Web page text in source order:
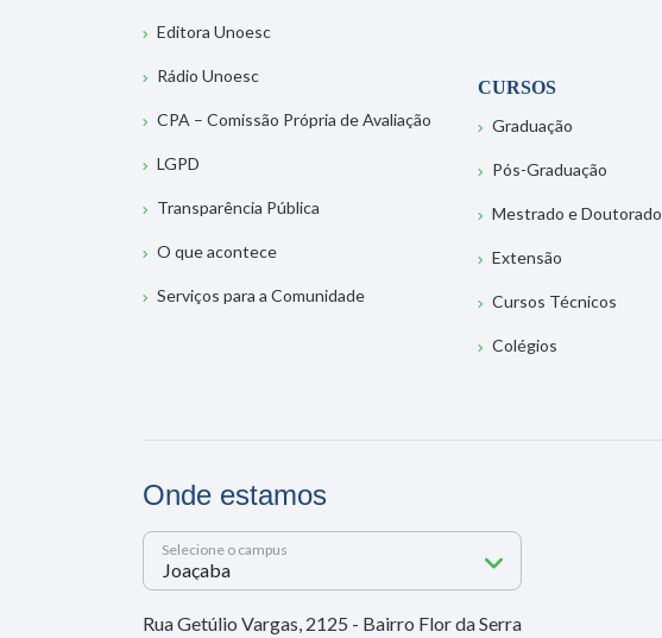
Editora Unoesc
Rádio Unoesc
CPA – Comissão Própria de Avaliação
LGPD
Transparência Pública
O que acontece
Serviços para a Comunidade
CURSOS
Graduação
Pós-Graduação
Mestrado e Doutorado
Extensão
Cursos Técnicos
Colégios
Onde estamos
Selecione o campus
Rua Getúlio Vargas, 2125 - Bairro Flor da Serra